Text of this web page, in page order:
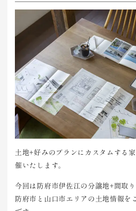
土地+好みのプランにカスタムする
催いたします。
今回は防府市伊佐江の分譲地+間取
防府市と山口市エリアの土地情報を